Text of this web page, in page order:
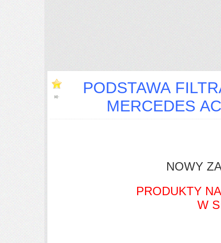
PODSTAWA
MERCEDES
NOWY
PRODUKTY
W